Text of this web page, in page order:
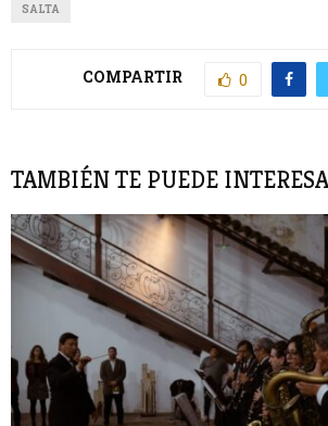
SALTA
COMPARTIR 0
TAMBIÉN TE PUEDE